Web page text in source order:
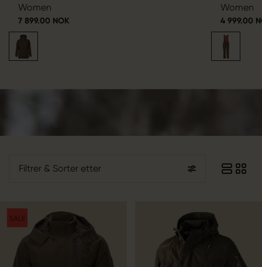
Women
7 899.00 NOK
Women
4 999.00
Filtrer & Sorter etter
SALE